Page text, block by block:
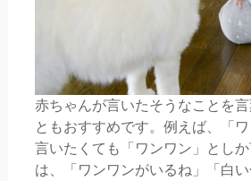
赤ちゃんが言いたそうなことを
ともおすすめです。例えば、「
言いたくても「ワンワン」とし
は、「ワンワンがいるね」「白